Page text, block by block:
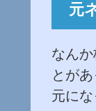
元
なん
とが
元にな